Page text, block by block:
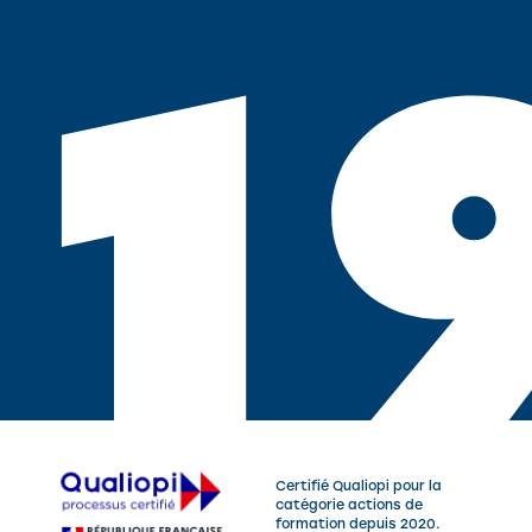
1 Certifié Qualiopi pour la
catégorie actions de
formation depuis 2020.